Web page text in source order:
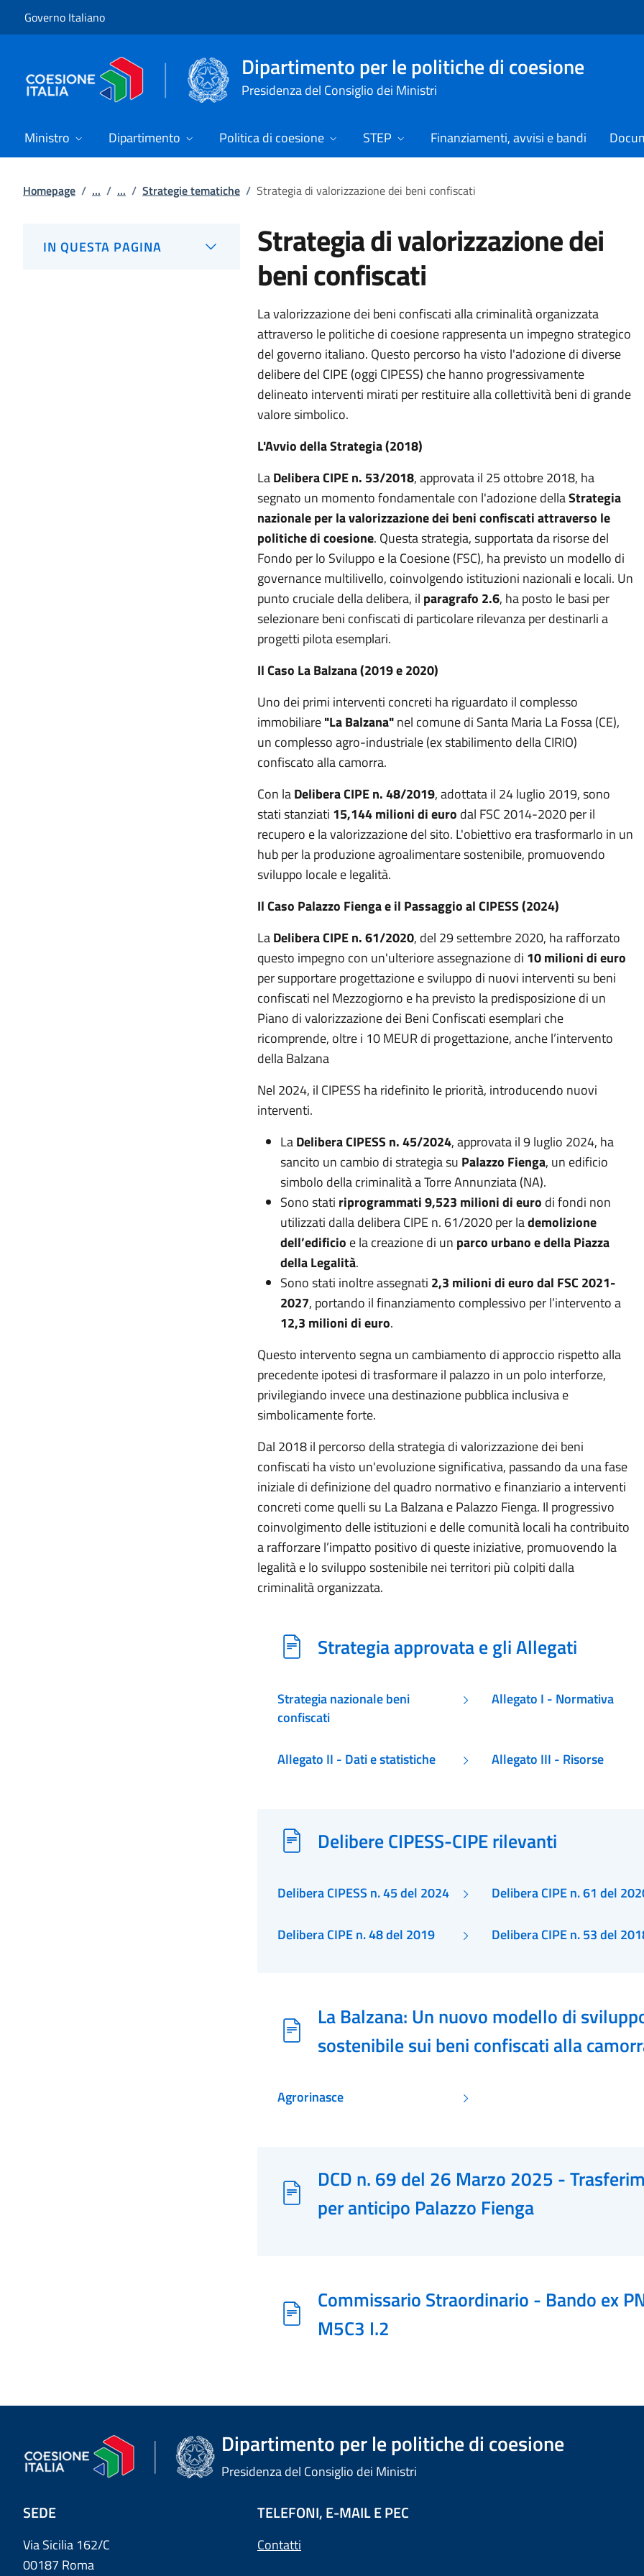
Governo Italiano
Dipartimento per le politiche di coesione
Presidenza del Consiglio dei Ministri
Ministro Dipartimento Politica di coesione STEP Finanziamenti, avvisi e bandi
Homepage / ... / ... / Strategie tematiche / Strategia di valorizzazione dei beni confiscati
IN QUESTA PAGINA Strategia di valorizzazione dei
beni confiscati
La valorizzazione dei beni confiscati alla criminalità organizzata
attraverso le politiche di coesione rappresenta un impegno strategico
del governo italiano. Questo percorso ha visto l'adozione di diverse
delibere del CIPE (oggi CIPESS) che hanno progressivamente
delineato interventi mirati per restituire alla collettività beni di grande
valore simbolico.
L'Avvio della Strategia (2018)
LaDelibera CIPE n. 53/2018, approvata il 25 ottobre 2018, ha
segnato un momento fondamentale con l'adozione dellaStrategia
nazionale per la valorizzazione dei beni confiscati attraverso le
politiche di coesione. Questa strategia, supportata da risorse del
Fondo per lo Sviluppo e la Coesione (FSC), ha previsto un modello di
governance multilivello, coinvolgendo istituzioni nazionali e locali. Un
punto cruciale della delibera, il paragrafo 2.6, ha posto le basi per
selezionare beni confiscati di particolare rilevanza per destinarli a
progetti pilota esemplari.
Il Caso La Balzana (2019 e 2020)
Uno dei primi interventi concreti ha riguardato il complesso
immobiliare"La Balzana"nel comune di Santa Maria La Fossa (CE),
un complesso agro-industriale (ex stabilimento della CIRIO)
confiscato alla camorra.
Con laDelibera CIPE n. 48/2019, adottata il 24 luglio 2019, sono
stati stanziati 15,144 milioni di euro dal FSC 2014-2020 per il
recupero e la valorizzazione del sito. L'obiettivo era trasformarlo in un
hub per la produzione agroalimentare sostenibile, promuovendo
sviluppo locale e legalità.
Il Caso Palazzo Fienga e il Passaggio al CIPESS (2024)
LaDelibera CIPE n. 61/2020, del 29 settembre 2020, ha rafforzato
questo impegno con un'ulteriore assegnazione di 10 milioni di euro
per supportare progettazione e sviluppo di nuovi interventi su beni
confiscati nel Mezzogiorno e ha previsto la predisposizione di un
Piano di valorizzazione dei Beni Confiscati esemplari che
ricomprende, oltre i 10 MEUR di progettazione, anche l’intervento
della Balzana
Nel 2024, il CIPESS ha ridefinito le priorità, introducendo nuovi
interventi.
LaDelibera CIPESS n. 45/2024, approvata il 9 luglio 2024, ha
sancito un cambio di strategia su Palazzo Fienga, un edificio
simbolo della criminalità a Torre Annunziata (NA).
Sono stati riprogrammati 9,523 milioni di euro di fondi non
utilizzati dalla delibera CIPE n. 61/2020 per lademolizione
dell’edificio e la creazione di un parco urbano e della Piazza
della Legalità.
Sono stati inoltre assegnati 2,3 milioni di euro dal FSC 2021-
2027, portando il finanziamento complessivo per l’intervento a
12,3 milioni di euro.
Questo intervento segna un cambiamento di approccio rispetto alla
precedente ipotesi di trasformare il palazzo in un polo interforze,
privilegiando invece una destinazione pubblica inclusiva e
simbolicamente forte.
Dal 2018 il percorso della strategia di valorizzazione dei beni
confiscati ha visto un'evoluzione significativa, passando da una fase
iniziale di definizione del quadro normativo e finanziario a interventi
concreti come quelli su La Balzana e Palazzo Fienga. Il progressivo
coinvolgimento delle istituzioni e delle comunità locali ha contribuito
a rafforzare l’impatto positivo di queste iniziative, promuovendo la
legalità e lo sviluppo sostenibile nei territori più colpiti dalla
criminalità organizzata.
Strategia approvata e gli Allegati
Strategia nazionale beni
confiscati
Allegato I - Normativa
Allegato II - Dati e statistiche Allegato III - Risorse
Delibere CIPESS-CIPE rilevanti
Delibera CIPESS n. 45 del 2024 Delibera CIPE n. 61 del
Delibera CIPE n. 48 del 2019 Delibera CIPE n. 53 del
La Balzana: Un nuovo modello di
sostenibile sui beni confiscati alla
Agrorinasce
DCD n. 69 del 26 Marzo 2025 -
per anticipo Palazzo Fienga
Commissario Straordinario - Bando ex
M5C3 I.2
Dipartimento per le politiche di coesione
Presidenza del Consiglio dei Ministri
SEDE
Via Sicilia 162/C
00187 Roma
TELEFONI, E-MAIL E PEC
Contatti